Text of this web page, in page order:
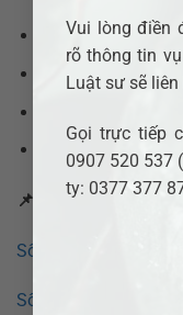
Vui lòng điền
rõ thông tin
Luật sư sẽ
Gọi trực tiếp
0907 520 537
ty: 0377 377
Hotline:
Web:
Fanpage:Luật sư
📌 Xem thêm các
Số điện thoại luật sư
Số điện thoại luật sư